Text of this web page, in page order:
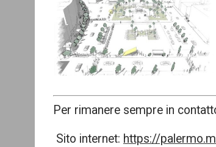
Per rimanere sempre in
Sito internet: https://